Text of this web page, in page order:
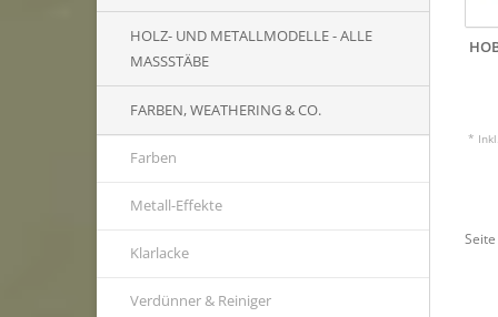
HOLZ- UND METALLMODELLE - ALLE
MASSSTÄBE
FARBEN, WEATHERING & CO.
Farben
Metall-Effekte
Klarlacke
Verdünner & Reiniger
*